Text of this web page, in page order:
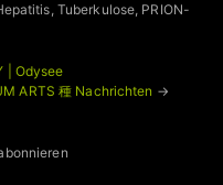
Tuberkulose, PRION-
| Odysee
ARTS 種 Nachrichten →